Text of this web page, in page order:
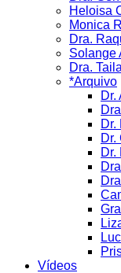
Heloisa
Monica
Dra.
Solange
Dra.
*Arquivo
Dr.
Dr.
Dr.
Vídeos